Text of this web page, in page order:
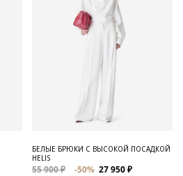
БЕЛЫЕ БРЮКИ С ВЫСОКОЙ ПОСАДКОЙ
HELIS
55 900 ₽ -50% 27 950 ₽